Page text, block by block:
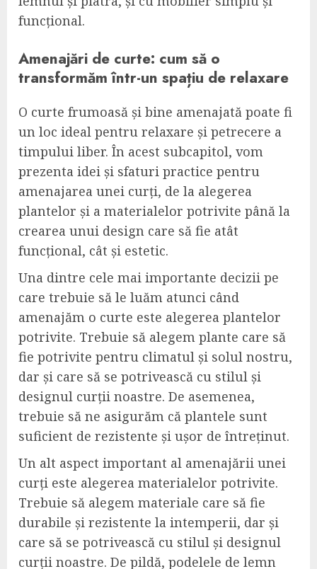
funcțional.
Amenajări de curte: cum să o
transformăm într-un spațiu de relaxare
O curte frumoasă și bine amenajată poate fi
un loc ideal pentru relaxare și petrecere a
timpului liber. În acest subcapitol, vom
prezenta idei și sfaturi practice pentru
amenajarea unei curți, de la alegerea
plantelor și a materialelor potrivite până la
crearea unui design care să fie atât
funcțional, cât și estetic.
Una dintre cele mai importante decizii pe
care trebuie să le luăm atunci când
amenajăm o curte este alegerea plantelor
potrivite. Trebuie să alegem plante care să
fie potrivite pentru climatul și solul nostru,
dar și care să se potrivească cu stilul și
designul curții noastre. De asemenea,
trebuie să ne asigurăm că plantele sunt
suficient de rezistente și ușor de întreținut.
Un alt aspect important al amenajării unei
curți este alegerea materialelor potrivite.
Trebuie să alegem materiale care să fie
durabile și rezistente la intemperii, dar și
care să se potrivească cu stilul și designul
curții noastre. De pildă, podelele de lemn